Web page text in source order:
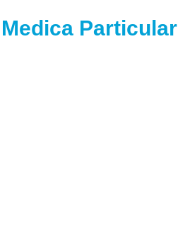
Particular